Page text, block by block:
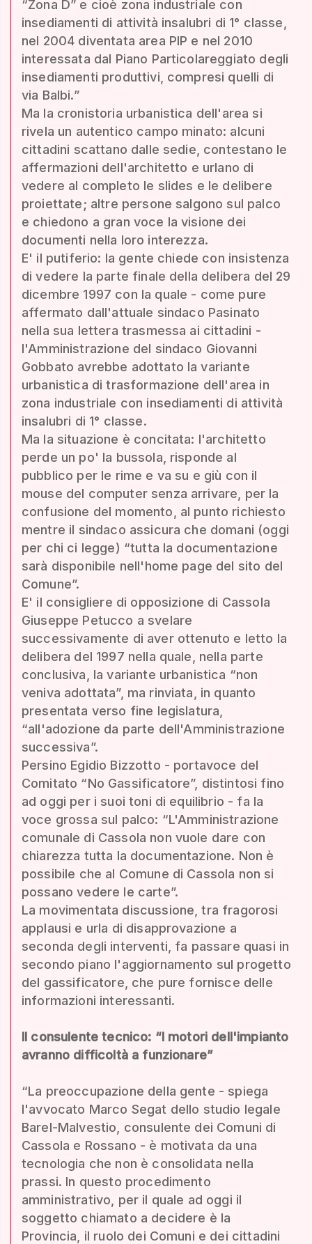
“Zona D” e cioè zona industriale con
insediamenti di attività insalubri di 1° classe,
nel 2004 diventata area PIP e nel 2010
interessata dal Piano Particolareggiato degli
insediamenti produttivi, compresi quelli di
via Balbi.”
Ma la cronistoria urbanistica dell'area si
rivela un autentico campo minato: alcuni
cittadini scattano dalle sedie, contestano le
affermazioni dell'architetto e urlano di
vedere al completo le slides e le delibere
proiettate; altre persone salgono sul palco
e chiedono a gran voce la visione dei
documenti nella loro interezza.
E' il putiferio: la gente chiede con insistenza
di vedere la parte finale della delibera del 29
dicembre 1997 con la quale - come pure
affermato dall'attuale sindaco Pasinato
nella sua lettera trasmessa ai cittadini -
l'Amministrazione del sindaco Giovanni
Gobbato avrebbe adottato la variante
urbanistica di trasformazione dell'area in
zona industriale con insediamenti di attività
insalubri di 1° classe.
Ma la situazione è concitata: l'architetto
perde un po' la bussola, risponde al
pubblico per le rime e va su e giù con il
mouse del computer senza arrivare, per la
confusione del momento, al punto richiesto
mentre il sindaco assicura che domani (oggi
per chi ci legge) “tutta la documentazione
sarà disponibile nell'home page del sito del
Comune”.
E' il consigliere di opposizione di Cassola
Giuseppe Petucco a svelare
successivamente di aver ottenuto e letto la
delibera del 1997 nella quale, nella parte
conclusiva, la variante urbanistica “non
veniva adottata”, ma rinviata, in quanto
presentata verso fine legislatura,
“all'adozione da parte dell'Amministrazione
successiva”.
Persino Egidio Bizzotto - portavoce del
Comitato “No Gassificatore”, distintosi fino
ad oggi per i suoi toni di equilibrio - fa la
voce grossa sul palco: “L'Amministrazione
comunale di Cassola non vuole dare con
chiarezza tutta la documentazione. Non è
possibile che al Comune di Cassola non si
possano vedere le carte”.
La movimentata discussione, tra fragorosi
applausi e urla di disapprovazione a
seconda degli interventi, fa passare quasi in
secondo piano l'aggiornamento sul progetto
del gassificatore, che pure fornisce delle
informazioni interessanti.
Il consulente tecnico: “I motori dell'impianto
avranno difficoltà a funzionare”
“La preoccupazione della gente - spiega
l'avvocato Marco Segat dello studio legale
Barel-Malvestio, consulente dei Comuni di
Cassola e Rossano - è motivata da una
tecnologia che non è consolidata nella
prassi. In questo procedimento
amministrativo, per il quale ad oggi il
soggetto chiamato a decidere è la
Provincia, il ruolo dei Comuni e dei cittadini